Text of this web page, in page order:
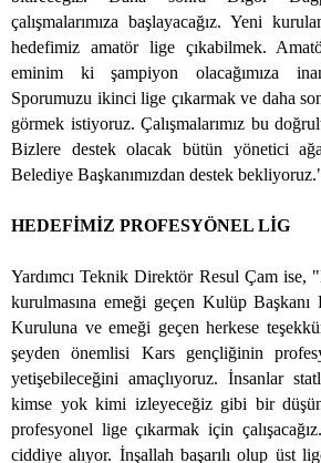
çalışmalarımıza başlayacağız. Yeni
hedefimiz amatör lige çıkabilmek.
eminim ki şampiyon olacağımıza
Sporumuzu ikinci lige çıkarmak ve daha
görmek istiyoruz. Çalışmalarımız bu
Bizlere destek olacak bütün yönetici
Belediye Başkanımızdan destek
HEDEFİMİZ PROFESYÖNEL LİG
Yardımcı Teknik Direktör Resul Çam
kurulmasına emeği geçen Kulüp Başkanı
Kuruluna ve emeği geçen herkese
şeyden önemlisi Kars gençliğinin
yetişebileceğini amaçlıyoruz. İnsanlar
kimse yok kimi izleyeceğiz gibi bir
profesyonel lige çıkarmak için
ciddiye alıyor. İnşallah başarılı olup üst